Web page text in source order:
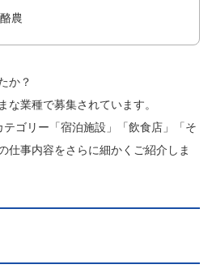
農
か？
業種で募集されています。
ゴリー「宿泊施設」「飲食店」「そ
仕事内容をさらに細かくご紹介しま